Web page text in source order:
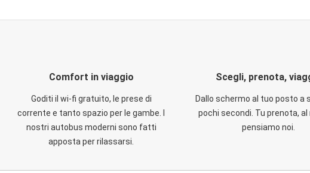
Comfort in viaggio
Goditi il wi-fi gratuito, le prese di
corrente e tanto spazio per le gambe. I
nostri autobus moderni sono fatti
apposta per rilassarsi.
Scegli, prenota,
Dallo schermo al tuo posto a
pochi secondi. Tu prenota,
pensiamo noi.